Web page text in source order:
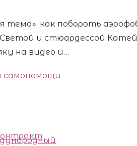
самопомощи
тема», как побороть
и стюардессой
на видео и…